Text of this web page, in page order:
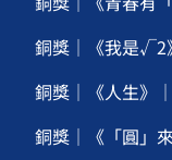
銅獎｜《我是√2
銅獎｜《人生》
銅獎｜《「圓」